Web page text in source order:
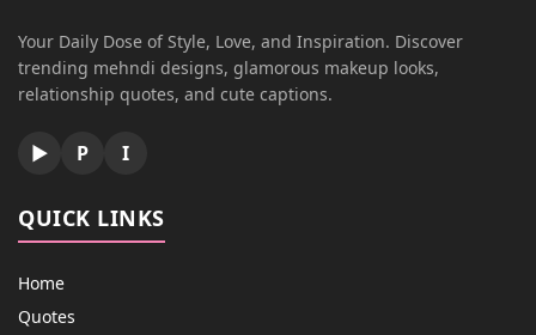
Your Daily Dose of Style, Love, and Inspiration. Discover
trending mehndi designs, glamorous makeup looks,
relationship quotes, and cute captions.
▶ P I
QUICK LINKS
Home
Quotes